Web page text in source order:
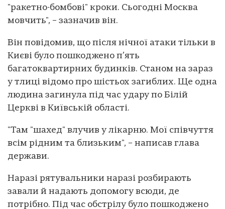
"ракетно-бомбові" кроки. Сьогодні Москва
мовчить", – зазначив він.
Він повідомив, що після нічної атаки тільки в
Києві було пошкоджено п’ять
багатоквартирних будинків. Станом на зараз
у тлиці відомо про шістьох загиблих. Ще одна
людина загинула під час удару по Білій
Церкві в Київській області.
"Там "шахед" влучив у лікарню. Мої співчуття
всім рідним та близьким", – написав глава
держави.
Наразі рятувальники наразі розбирають
завали й надають допомогу всюди, де
потрібно. Під час обстрілу було пошкоджено